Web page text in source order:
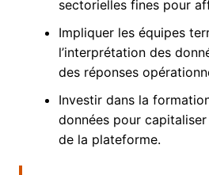
sectorielles fines pour
Impliquer les équipes
l’interprétation des
des réponses
Investir dans la
données pour
de la plateforme.